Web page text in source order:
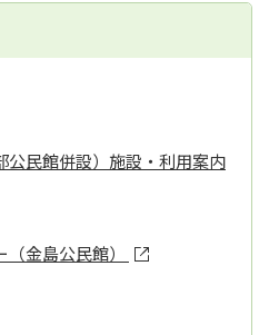
公民館併設）施設・利用案内
金島公民館）